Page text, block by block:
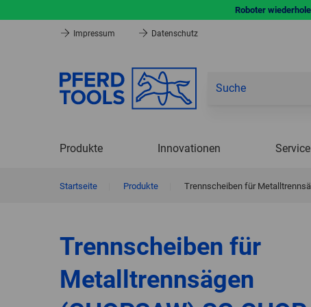
Roboter
Impressum Datenschutz
Produkte Innovationen Service
Startseite Produkte Trennscheiben für
Trennscheiben für
Metalltrennsägen